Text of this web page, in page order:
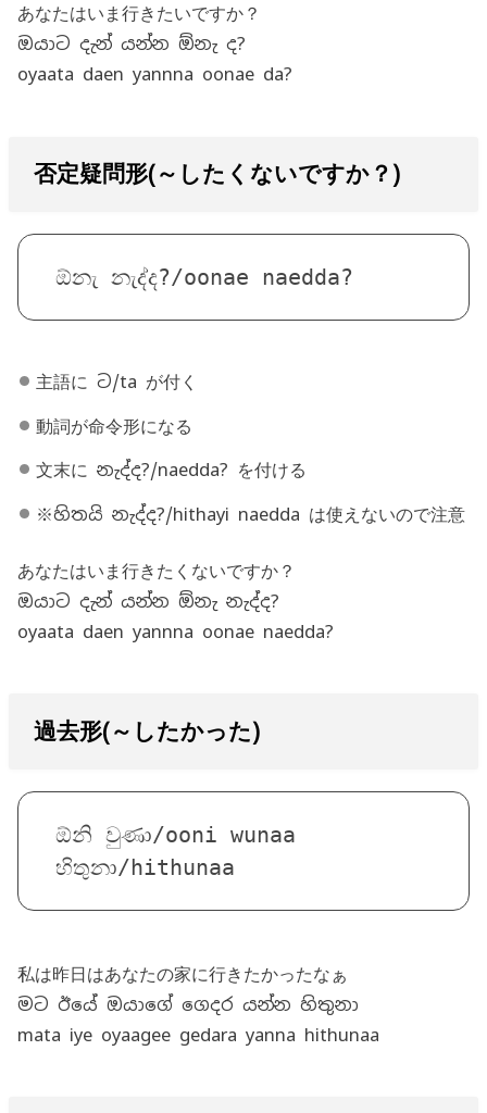
あなたはいま行きたいですか？
ඔයාට දැන් යන්න ඕනැ ද?
oyaata daen yannna oonae da?
否定疑問形(～したくないですか？)
ඕනැ නැද්ද?/oonae naedda?
主語に ට/ta が付く
動詞が命令形になる
文末に නැද්ද?/naedda? を付ける
※හිතයි නැද්ද?/hithayi naedda は使えないので注意
あなたはいま行きたくないですか？
ඔයාට දැන් යන්න ඕනැ නැද්ද?
oyaata daen yannna oonae naedda?
過去形(～したかった)
ඕනි වුණා/ooni wunaa
හිතුනා/hithunaa
私は昨日はあなたの家に行きたかったなぁ
මට ඊයේ ඔයාගේ ගෙදර යන්න හිතුනා
mata iye oyaagee gedara yanna hithunaa